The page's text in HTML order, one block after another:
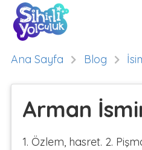
Ana Sayfa Blog
Arman
1. Özlem, hasret. 2.